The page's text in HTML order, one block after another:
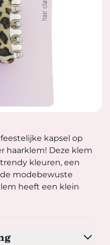
ACRYLIC PANTER
kapsel op met deze
kapsel op
haarklem! Deze klem
kleuren, een
modebewuste
heeft een klein